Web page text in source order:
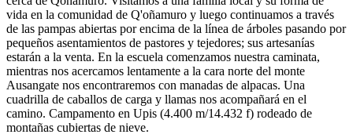
vida en la comunidad de Q'oñamuro y luego continuamos a través
de las pampas abiertas por encima de la línea de árboles pasando por
pequeños asentamientos de pastores y tejedores; sus artesanías
estarán a la venta. En la escuela comenzamos nuestra caminata,
mientras nos acercamos lentamente a la cara norte del monte
Ausangate nos encontraremos con manadas de alpacas. Una
cuadrilla de caballos de carga y llamas nos acompañará en el
camino. Campamento en Upis (4.400 m/14.432 f) rodeado de
montañas cubiertas de nieve.